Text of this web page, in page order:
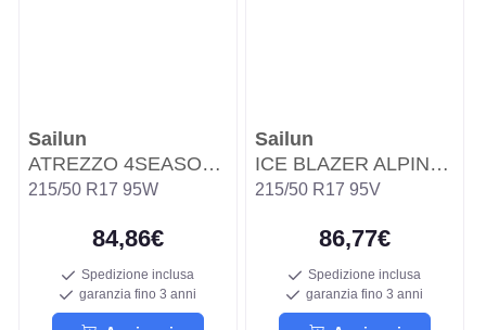
Sailun
ATREZZO 4SEASONS PRO
215/50 R17 95W
84,86€
Spedizione inclusa
garanzia fino 3 anni
Sailun
ICE BLAZER ALPINE EVO WSL3A
215/50 R17 95V
86,77€
Spedizione inclusa
garanzia fino 3 anni